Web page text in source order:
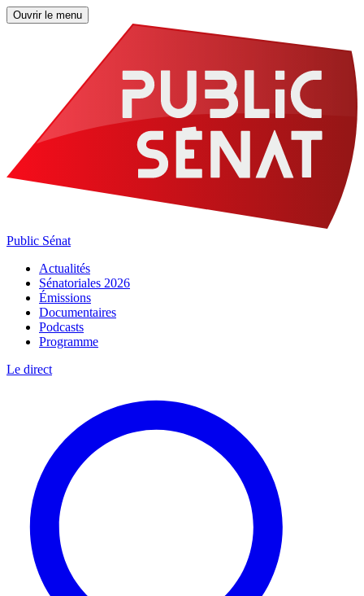
Ouvrir le menu
Public Sénat
Actualités
Sénatoriales 2026
Émissions
Documentaires
Podcasts
Programme
Le direct